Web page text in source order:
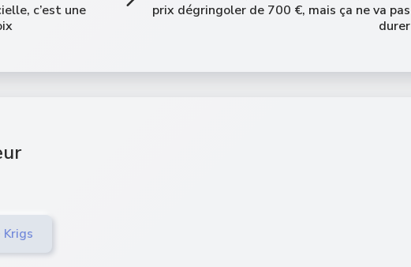
c’est une
prix dégringoler de 700 €, mais ça ne va pas
durer